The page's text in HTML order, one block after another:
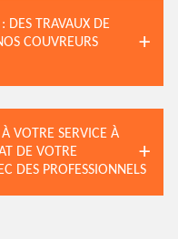
DES TRAVAUX DE
COUVREURS
VOTRE SERVICE À
DE VOTRE
DES PROFESSIONNELS